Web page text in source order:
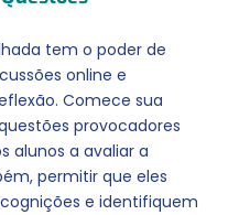
tem o poder de
online e
Comece sua
provocadores
alunos a avaliar a
permitir que eles
e identifiquem